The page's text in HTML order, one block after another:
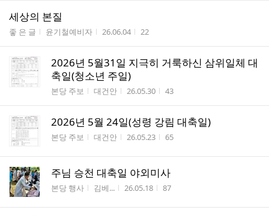
세상의 본질
게시판명
좋 은 글 작성자
윤기철예비자 작성시간
26.06.04 조회수
22
2026년 5월31일 지극히 거룩하신 삼위일체 대
축일(청소년 주일)
게시판명
본당 주보 작성자
대건안 작성시간
26.05.30 조회수
43
2026년 5월 24일(성령 강림 대축일)
게시판명
본당 주보 작성자
대건안 작성시간
26.05.23 조회수
65
주님 승천 대축일 야외미사
게시판명
본당 행사 작성자
김베... 작성시간
26.05.18 조회수
87